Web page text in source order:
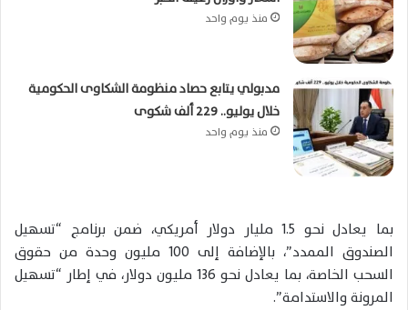
منذ يوم واحد
مدبولي يتابع حصاد منظومة الشكاوى الحكومية
خلال يوليو.. 229 ألف شكوى
منذ يوم واحد
بما يعادل نحو 1.5 مليار دولار أمريكي، ضمن برنامج “تسهيل
الصندوق الممدد”، بالإضافة إلى 100 مليون وحدة من حقوق
السحب الخاصة، بما يعادل نحو 136 مليون دولار، في إطار “تسهيل
المرونة والاستدامة”.